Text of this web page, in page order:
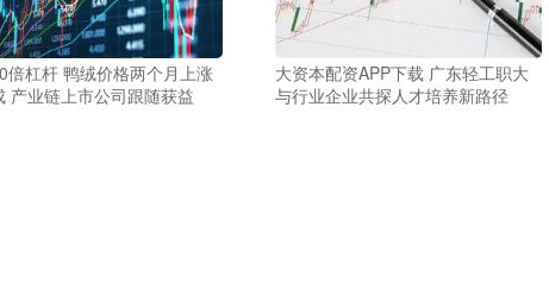
倍杠杆 鸭绒价格两个月上涨
产业链上市公司跟随获益
大资本配资APP下载 广东轻工职大
与行业企业共探人才培养新路径